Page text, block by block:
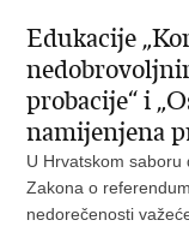
Edukacije
probacije“ i
namijenjena
U Hrvatskom saboru
Zakona o
nedorečenosti